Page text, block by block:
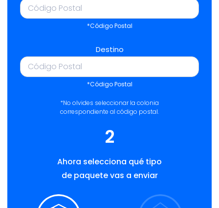
*Código Postal
Destino
*Código Postal
*No olvides seleccionar la colonia
correspondiente al código postal.
2
Ahora selecciona qué tipo
de paquete vas a enviar